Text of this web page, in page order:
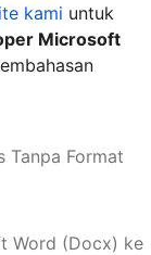
kami untuk
Microsoft
Tanpa Format
Word (Docx) ke